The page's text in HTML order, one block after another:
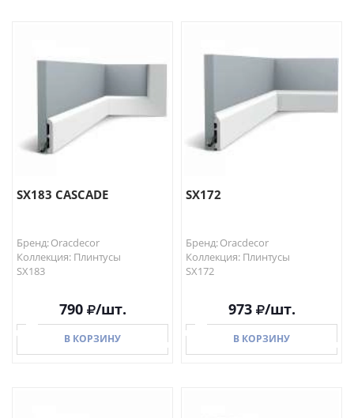
В КОРЗИНУ В КОРЗИНУ
SX183 CASCADE
Бренд: Oracdecor
Коллекция: Плинтусы
SX183
790 /шт.
В КОРЗИНУ
SX172
Бренд: Oracdecor
Коллекция: Плинтусы
SX172
973 /шт.
В КОРЗИНУ